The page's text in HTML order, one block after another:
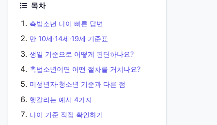
목차
촉법소년 나이 빠른 답변
만 10세·14세·19세 기준표
생일 기준으로 어떻게 판단하나요?
촉법소년이면 어떤 절차를 거치나요?
미성년자·청소년 기준과 다른 점
헷갈리는 예시 4가지
나이 기준 직접 확인하기